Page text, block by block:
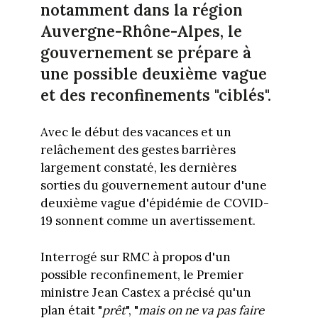
notamment dans la région
Auvergne-Rhône-Alpes, le
gouvernement se prépare à
une possible deuxième vague
et des reconfinements "ciblés".
Avec le début des vacances et un
relâchement des gestes barrières
largement constaté, les dernières
sorties du gouvernement autour d'une
deuxième vague d'épidémie de COVID-
19 sonnent comme un avertissement.
Interrogé sur RMC à propos d'un
possible reconfinement, le Premier
ministre Jean Castex a précisé qu'un
plan était "prêt", "mais on ne va pas faire